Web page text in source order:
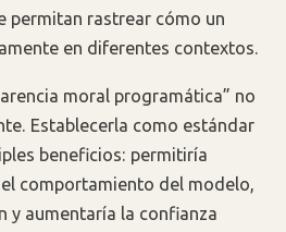
permitan rastrear cómo un
en diferentes contextos.
moral programática” no
Establecerla como estándar
beneficios: permitiría
comportamiento del modelo,
y aumentaría la confianza